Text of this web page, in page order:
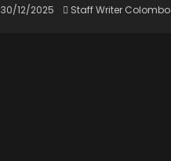
30/12/2025 Staff Writer Colombo